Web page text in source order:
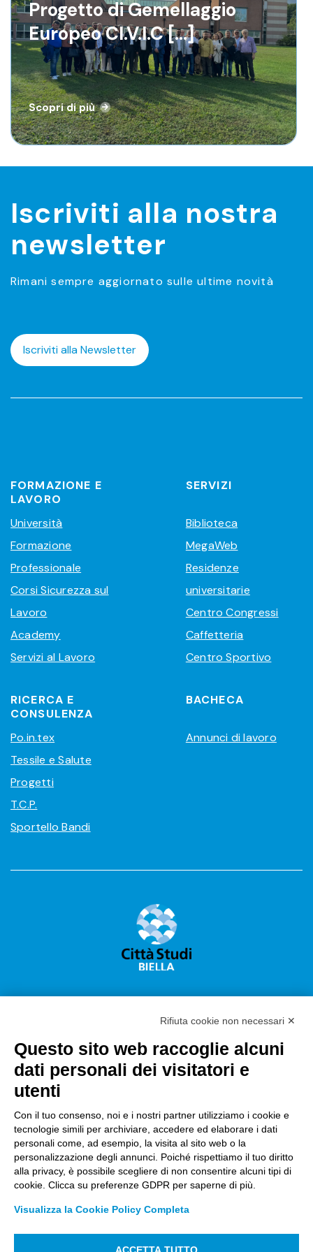
Progetto di Gemellaggio
Europeo CI.V.I.C [...]
Scopri di più
Progetto di Gemellaggio
Europeo CI.V.I.C [...]
Scopri di più
Iscriviti alla nostra
newsletter
Rimani sempre aggiornato sulle ultime novità
Iscriviti alla Newsletter
FORMAZIONE E
LAVORO
Università
Formazione
Professionale
Corsi Sicurezza sul
Lavoro
Academy
Servizi al Lavoro
SERVIZI
Biblioteca
MegaWeb
Residenze
universitarie
Centro Congressi
Caffetteria
Centro Sportivo
RICERCA E
CONSULENZA
Po.in.tex
Tessile e Salute
Progetti
T.C.P.
Sportello Bandi
BACHECA
Annunci di lavoro
Città Studi S.p.A.
Sede Legale Corso G. Pella, 2 – 13900 Biella Italy –
18.235.000,00
Registro Imprese Biella C. F. e numero 01491490023 –
R.E.A. CCIAA BI n. 142579 – Partita IVA 01491490023
PEC:amm.cittastudi@pec.ptbiellese.it–
megaweb@pec.ptbiellese.it
Rifiuta cookie non necessari ✕
Questo sito web raccoglie alcuni
dati personali dei visitatori e
utenti
Con il tuo consenso, noi e i nostri partner utilizziamo i cookie e
tecnologie simili per archiviare, accedere ed elaborare i dati
personali come, ad esempio, la visita al sito web o la
personalizzazione degli annunci. Poiché rispettiamo il tuo diritto
alla privacy, è possibile scegliere di non consentire alcuni tipi di
cookie. Clicca su preferenze GDPR per saperne di più.
Visualizza la Cookie Policy Completa
ACCETTA TUTTO